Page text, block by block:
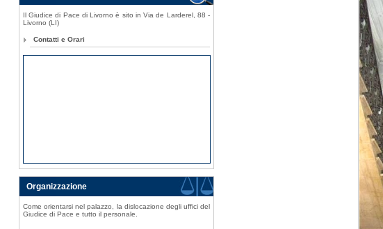
Il Giudice di Pace di Livorno è sito in Via de Larderel, 88 -
Livorno (LI)
Contatti e Orari
Organizzazione
Come orientarsi nel palazzo, la dislocazione degli uffici del
Giudice di Pace e tutto il personale.